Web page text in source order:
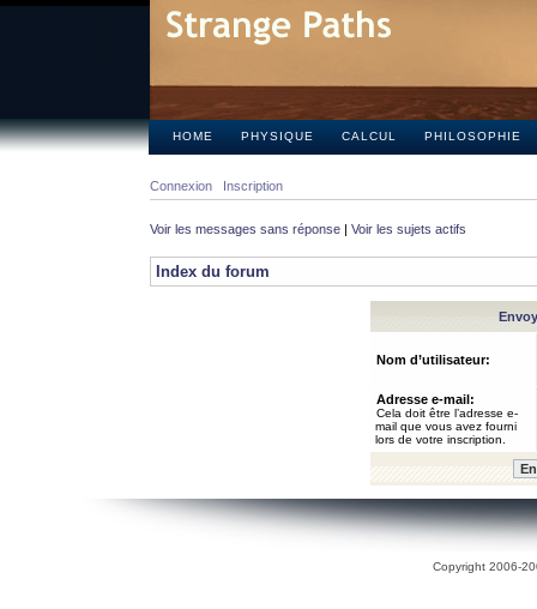
HOME PHYSIQUE CALCUL PHILOSOPHIE
Connexion Inscription
Voir les messages sans réponse | Voir les sujets actifs
Index du forum
Nom d’utilisateur:
Adresse e-mail:
Cela doit être l’adresse e-
mail que vous avez fourni
lors de votre inscription.
Copyright 2006-